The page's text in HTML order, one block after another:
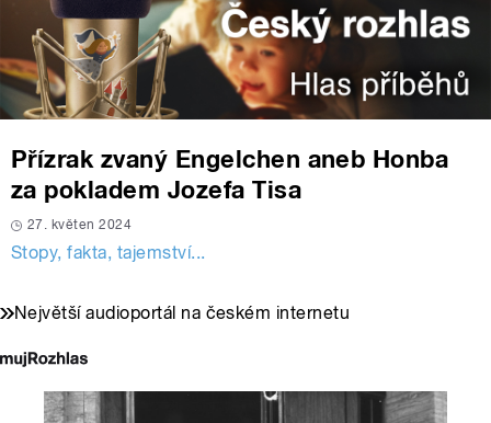
Přízrak zvaný Engelchen aneb Honba
za pokladem Jozefa Tisa
27. květen 2024
Stopy, fakta, tajemství...
Největší audioportál na českém internetu